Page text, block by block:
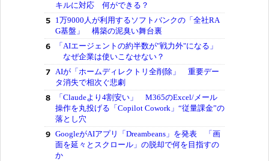
キルに対応 何ができる？
1万9000人が利用するソフトバンクの「全社RA
G基盤」 構築の泥臭い舞台裏
「AIエージェントの約半数が"戦力外"になる」
なぜ企業は使いこなせない？
AIが「ホームディレクトリ全削除」 重要デー
タ消失で相次ぐ悲劇
「Claudeより4割安い」 M365のExcel/メール
操作を丸投げる「Copilot Cowork」“従量課金”の
落とし穴
GoogleがAIアプリ「Dreambeans」を発表 「画
面を延々とスクロール」の脱却で何を目指すの
か